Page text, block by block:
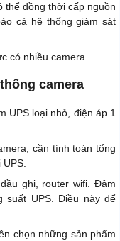
thể đồng thời cấp nguồn
cả hệ thống giám sát
có nhiều camera.
camera
UPS loại nhỏ, điện áp 1
cần tính toán tổng
ghi, router wifi. Đảm
suất UPS. Điều này để
chọn những sản phẩm